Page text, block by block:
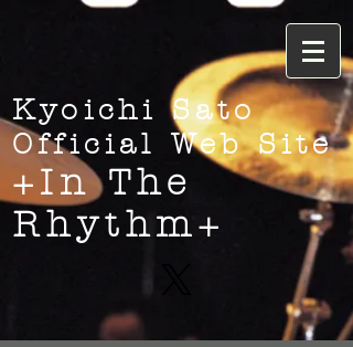
Kyoichi Sato
Official Web Site
+In The
Rhythm+